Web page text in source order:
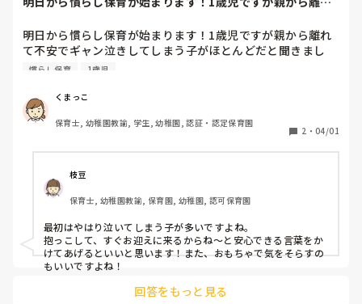
明日から慣らし保育が始まります！1歳児ですが親から離れ
て不安でギャン泣きしてしまう子がほとんどだと聞きまし
た。その子に対してどんな声をかけてあげるのが良いのでし
私も不安です😥
慣らし保育 1歳児
くまっこ
保育士, 幼稚園教諭, 学生, 幼稚園, 認証・認定保育園
2 ・ 04/01
枝豆
保育士, 幼稚園教諭, 保育園, 幼稚園, 認可保育園
最初はやはり泣いてしまう子が多いですよね。
抱っこして、すぐお迎えに来るからね〜と安心できる言葉をか
けてあげるといいと思います！また、おもちゃで気をそらすの
もいいですよね！
回答をもっと見る